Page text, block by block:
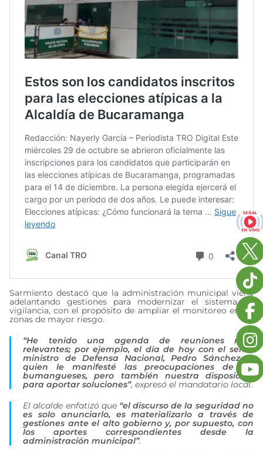
Sarmiento destacó que la administración municipal viene
adelantando gestiones para modernizar el sistema de
vigilancia, con el propósito de ampliar el monitoreo en las
zonas de mayor riesgo.
“He tenido una agenda de reuniones muy
relevantes; por ejemplo, el día de hoy con el señor
ministro de Defensa Nacional, Pedro Sánchez, a
quien le manifesté las preocupaciones de los
bumangueses, pero también nuestra disposición
para aportar soluciones”, expresó el mandatario local.
El alcalde enfatizó que “el discurso de la seguridad no
es solo anunciarlo, es materializarlo a través de
gestiones ante el alto gobierno y, por supuesto, con
los aportes correspondientes desde la
administración municipal”.